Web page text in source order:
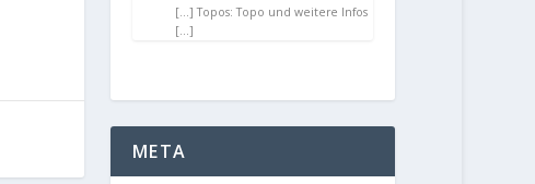
[…] Topos: Topo und weitere Infos
[…]
META